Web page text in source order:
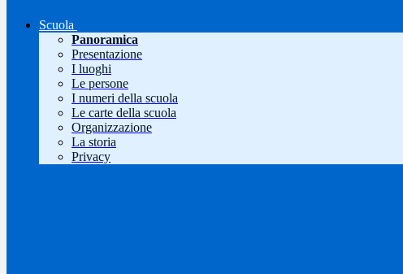
Scuola
Panoramica
Presentazione
I luoghi
Le persone
I numeri della scuola
Le carte della scuola
Organizzazione
La storia
Privacy